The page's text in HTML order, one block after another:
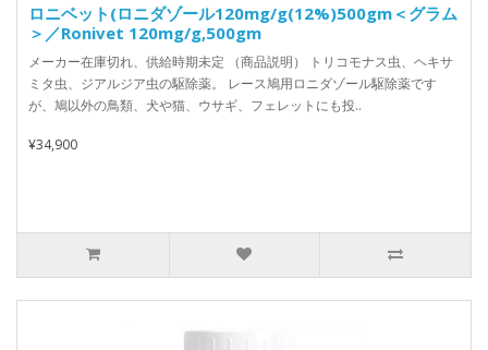
ロニベット(ロニダゾール120mg/g(12%)500gm＜グラム
＞／Ronivet 120mg/g,500gm
メーカー在庫切れ、供給時期未定 （商品説明） トリコモナス虫、ヘキサ
ミタ虫、ジアルジア虫の駆除薬。 レース鳩用ロニダゾール駆除薬です
が、鳩以外の鳥類、犬や猫、ウサギ、フェレットにも投..
¥34,900